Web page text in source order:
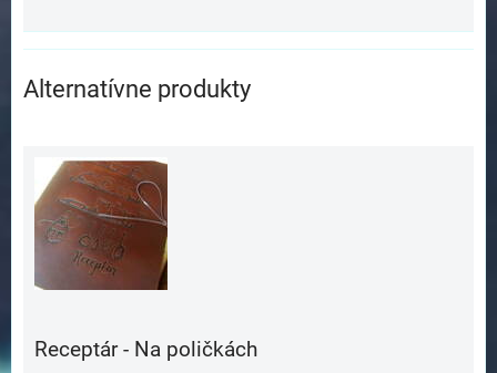
Alternatívne produkty
Receptár - Na poličkách